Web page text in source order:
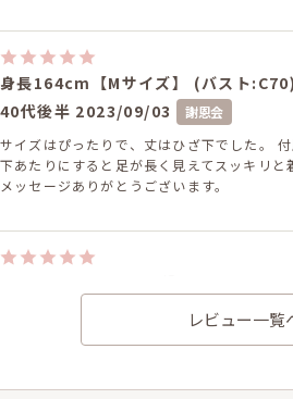
身長164cm【Mサイズ】 (バスト:C70)
40代後半 2023/09/03
謝恩会
サイズはぴったりで、丈はひざ下でした。
下あたりにすると足が長く見えてスッキリと
メッセージありがとうございます。
結婚式 (友人として)
サイズはぴったりで、丈はひざ下でした。
がとうございました。
レビュー一覧